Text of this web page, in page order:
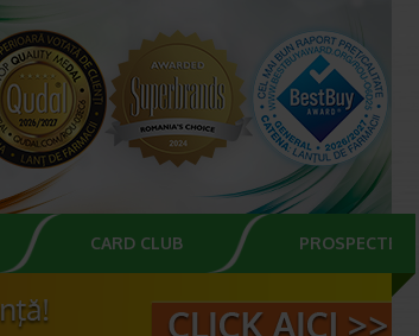
CARD CLUB PROSPECTE